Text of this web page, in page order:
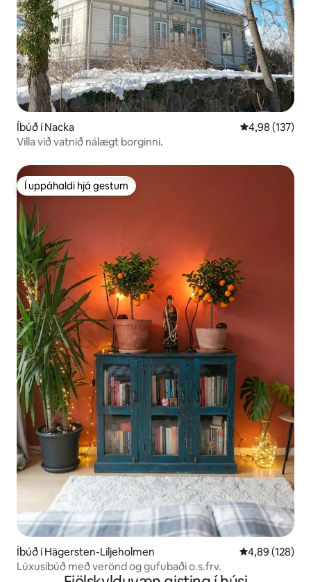
Íbúð í Nacka 4,98 af 5 í
4,98 (137)
Villa við vatnið nálægt borginni.
Í uppáhaldi hjá gestum
Í uppáhaldi hjá gestum
Íbúð í Hägersten-Liljeholmen 4,89 af 5 í
4,89 (128)
Lúxusíbúð með verönd og gufubaði o.s.frv.